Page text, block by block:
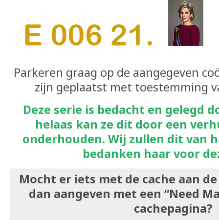
Parkeren graag op de aangegeven
zijn geplaatst met toestemming
Deze serie is bedacht en gelegd
helaas kan ze dit door een
onderhouden. Wij zullen dit van
bedanken haar voor
Mocht er iets met de cache aan
dan aangeven met een “Need M
cachepagina?